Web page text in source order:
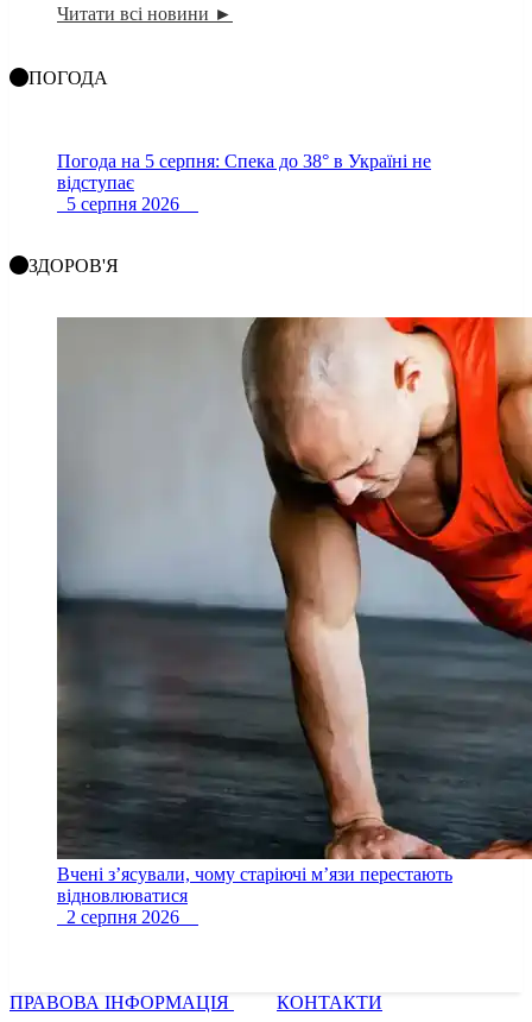
Читати всі новини ►
ПОГОДА
Погода на 5 серпня: Спека до 38° в Україні не
відступає
5 серпня 2026
ЗДОРОВ'Я
Вчені з’ясували, чому старіючі м’язи перестають
відновлюватися
2 серпня 2026
ПРАВОВА ІНФОРМАЦІЯ
КОНТАКТИ